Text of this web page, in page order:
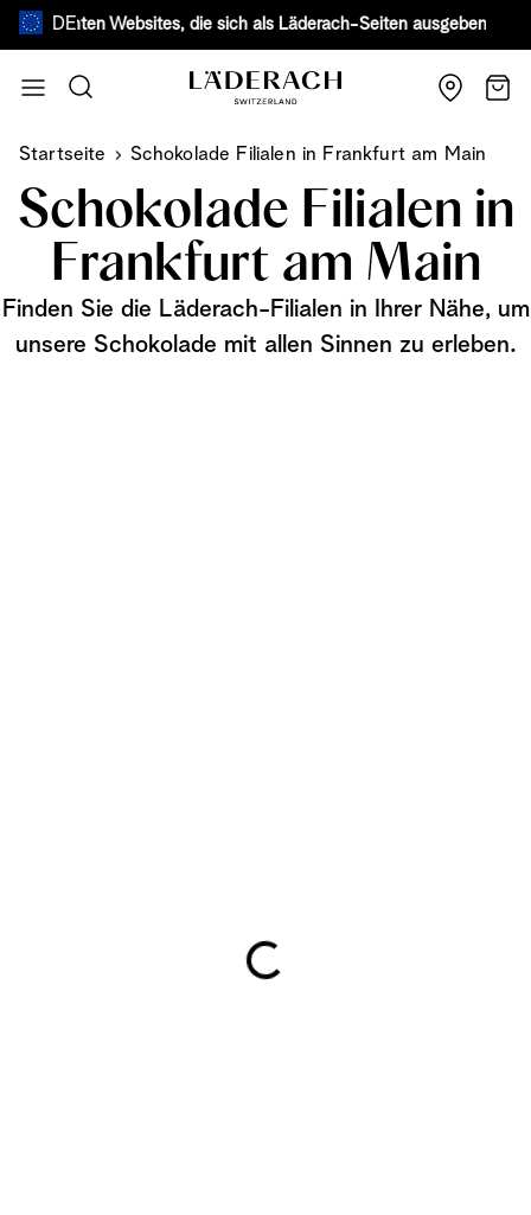
DE Websites, die sich als Läderach-Seiten ausgeben.Mehr
Suche
Startseite Schokolade Filialen in Frankfurt am Main
Schokolade Filialen in
Frankfurt am Main
Finden Sie die Läderach-Filialen in Ihrer Nähe, um
unsere Schokolade mit allen Sinnen zu erleben.